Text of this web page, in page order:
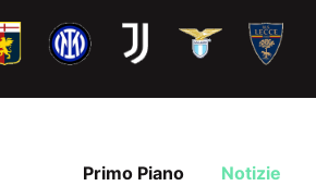
Primo Piano Notizie